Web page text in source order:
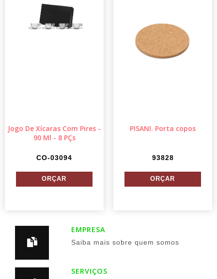
Jogo De Xícaras Com Pires -
90 Ml - 8 PÇs
CO-03094
PISANI. Porta copos
93828
EMPRESA
Saiba mais sobre quem somos
SERVIÇOS